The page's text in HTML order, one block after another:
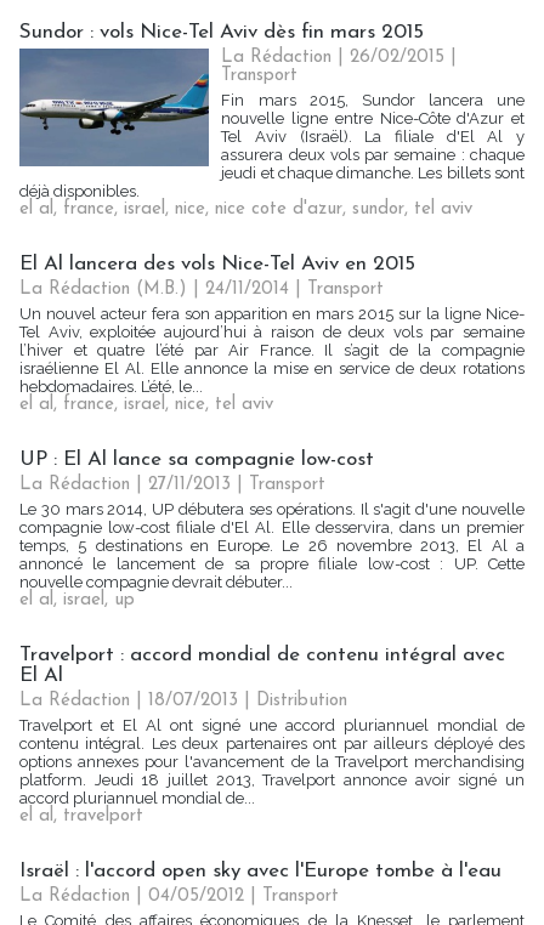
Sundor : vols Nice-Tel Aviv dès fin mars 2015
La Rédaction | 26/02/2015
Transport
Fin mars 2015, Sundor lancera une
nouvelle ligne entre Nice-Côte d'Azur et
Tel Aviv (Israël). La filiale d'El Al y
assurera deux vols par semaine : chaque
jeudi et chaque dimanche. Les billets sont
déjà disponibles.
el al, france, israel, nice, nice cote d'azur, sundor, tel aviv
El Al lancera des vols Nice-Tel Aviv en 2015
La Rédaction (M.B.) | 24/11/2014
Transport
Un nouvel acteur fera son apparition en mars 2015 sur la ligne Nice-
Tel Aviv, exploitée aujourd’hui à raison de deux vols par semaine
l’hiver et quatre l’été par Air France. Il s’agit de la compagnie
israélienne El Al. Elle annonce la mise en service de deux rotations
hebdomadaires. L’été, le...
el al, france, israel, nice, tel aviv
UP : El Al lance sa compagnie low-cost
La Rédaction | 27/11/2013
Transport
Le 30 mars 2014, UP débutera ses opérations. Il s'agit d'une nouvelle
compagnie low-cost filiale d'El Al. Elle desservira, dans un premier
temps, 5 destinations en Europe. Le 26 novembre 2013, El Al a
annoncé le lancement de sa propre filiale low-cost : UP. Cette
nouvelle compagnie devrait débuter...
el al, israel, up
Travelport : accord mondial de contenu intégral avec
El Al
La Rédaction | 18/07/2013
Distribution
Travelport et El Al ont signé une accord pluriannuel mondial de
contenu intégral. Les deux partenaires ont par ailleurs déployé des
options annexes pour l'avancement de la Travelport merchandising
platform. Jeudi 18 juillet 2013, Travelport annonce avoir signé un
accord pluriannuel mondial de...
el al, travelport
Israël : l'accord open sky avec l'Europe tombe à l'eau
La Rédaction | 04/05/2012
Transport
Le Comité des affaires économiques de la Knesset, le parlement